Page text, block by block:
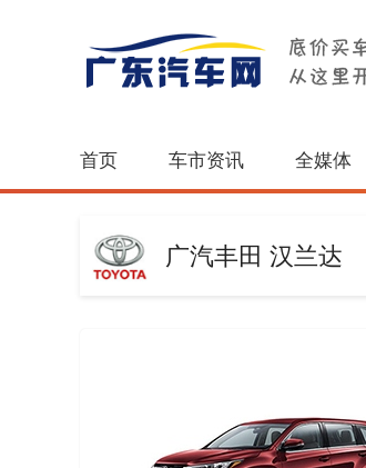
首页 车市资讯 全媒体
广汽丰田 汉兰达